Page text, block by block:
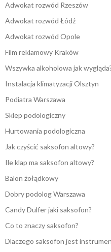
Adwokat rozwód Rzeszów
Adwokat rozwód Łódź
Adwokat rozwód Opole
Film reklamowy Kraków
Wszywka alkoholowa jak
Instalacja klimatyzacji Olsztyn
Podiatra Warszawa
Sklep podologiczny
Hurtowania podologiczna
Jak czyścić saksofon altowy?
Ile klap ma saksofon altowy?
Balon żołądkowy
Dobry podolog Warszawa
Candy Dulfer jaki saksofon?
Co to znaczy saksofon?
Dlaczego saksofon jest